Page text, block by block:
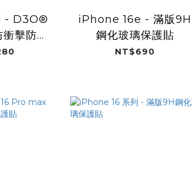
- D3O®
擊防窺
iPhone 16e - 滿版9H
鋼化玻璃保護貼
NT$690